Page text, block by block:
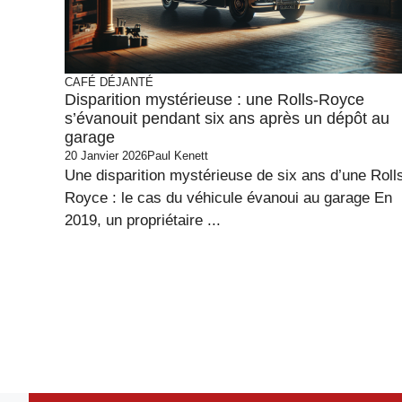
CAFÉ DÉJANTÉ
Disparition mystérieuse : une Rolls-Royce
s’évanouit pendant six ans après un dépôt au
garage
20 Janvier 2026Paul Kenett
Une disparition mystérieuse de six ans d’une
Royce : le cas du véhicule évanoui au garage En
2019, un propriétaire ...